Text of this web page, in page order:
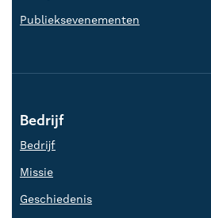
Publieksevenementen
Bedrijf
Bedrijf
Missie
Geschiedenis